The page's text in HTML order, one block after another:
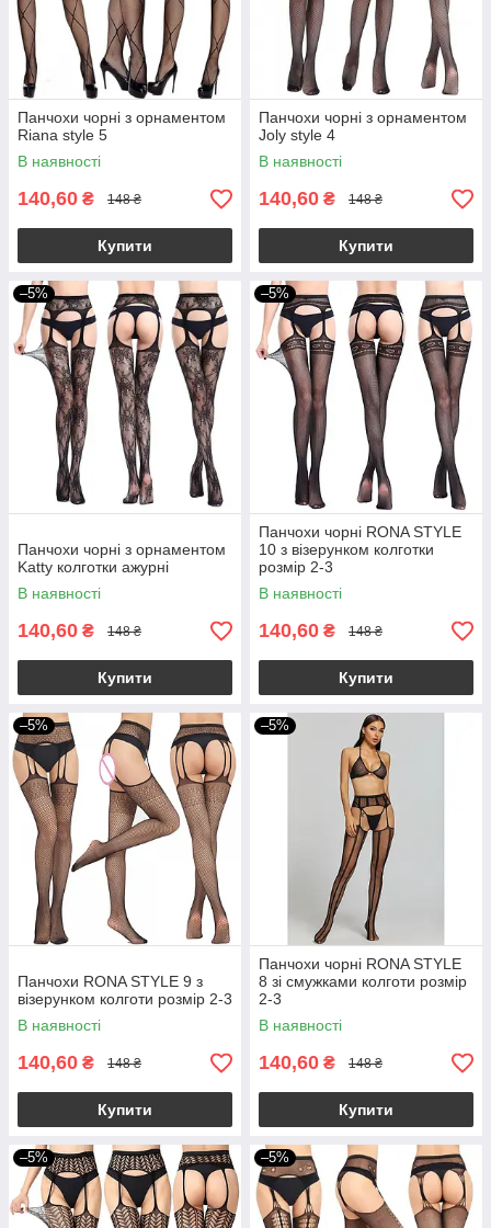
Панчохи чорні з орнаментом
Riana style 5
В наявності
140,60 ₴ 148 ₴
Купити
Панчохи чорні з орнаментом
Joly style 4
В наявності
140,60 ₴ 148 ₴
Купити
–5%
Панчохи чорні з орнаментом
Katty колготки ажурні
В наявності
140,60 ₴ 148 ₴
Купити
–5%
Панчохи чорні RONA STYLE
10 з візерунком колготки
розмір 2-3
В наявності
140,60 ₴ 148 ₴
Купити
–5%
Панчохи RONA STYLE 9 з
візерунком колготи розмір 2-3
В наявності
140,60 ₴ 148 ₴
Купити
–5%
Панчохи чорні RONA STYLE
8 зі смужками колготи розмір
2-3
В наявності
140,60 ₴ 148 ₴
Купити
–5% –5%